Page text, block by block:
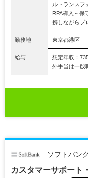
ルトランスフ
RPA導入～保
携しながらプ
勤務地 東京都港区
給与
想定年収：
外手当は一般
ソフトバン
カスタマーサポート